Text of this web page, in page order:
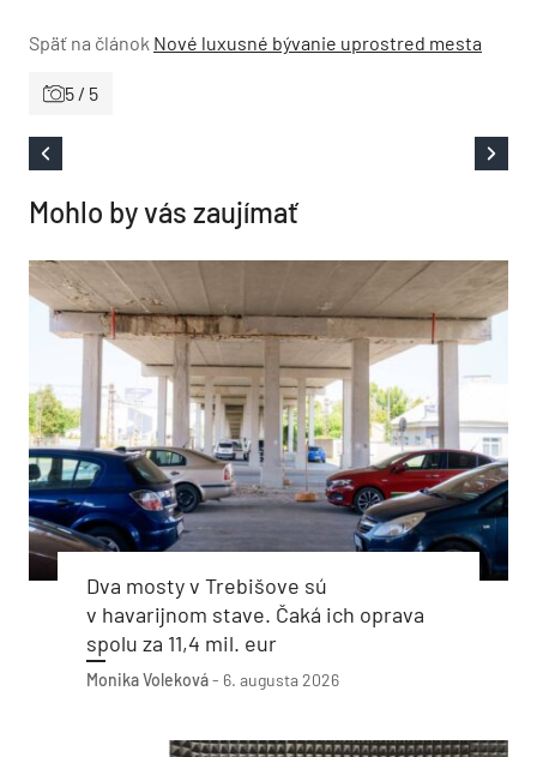
Späť na článok Nové luxusné bývanie uprostred mesta
5 / 5
Mohlo by vás zaujímať
Dva mosty v Trebišove sú
v havarijnom stave. Čaká ich oprava
spolu za 11,4 mil. eur
Monika Voleková- 6. augusta 2026